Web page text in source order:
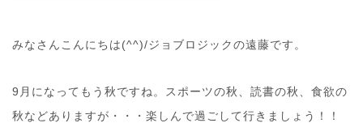
みなさんこんにちは(^^)/ジョブロジックの遠藤です。
9月になってもう秋ですね。スポーツの秋、読書の秋、食欲の
秋などありますが・・・楽しんで過ごして行きましょう！！